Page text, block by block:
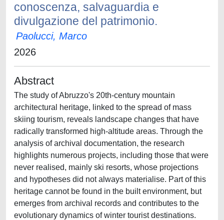
conoscenza, salvaguardia e
divulgazione del patrimonio.
Paolucci, Marco
2026
Abstract
The study of Abruzzo's 20th-century mountain
architectural heritage, linked to the spread of mass
skiing tourism, reveals landscape changes that have
radically transformed high-altitude areas. Through the
analysis of archival documentation, the research
highlights numerous projects, including those that were
never realised, mainly ski resorts, whose projections
and hypotheses did not always materialise. Part of this
heritage cannot be found in the built environment, but
emerges from archival records and contributes to the
evolutionary dynamics of winter tourist destinations.